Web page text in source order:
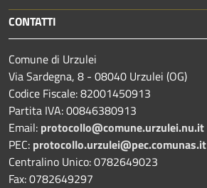
CONTATTI
Comune di Urzulei
Via Sardegna, 8 - 08040 Urzulei (OG)
Codice Fiscale: 82001450913
Partita IVA: 00846380913
Email: protocollo@comune.urzulei.nu.it
PEC: protocollo.urzulei@pec.comunas.it
Centralino Unico: 0782649023
Fax: 0782649297